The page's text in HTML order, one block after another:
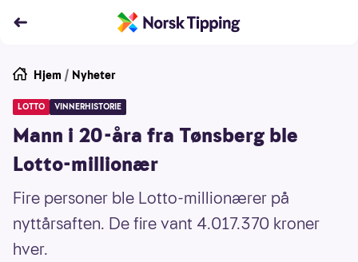
Hjem / Nyheter
LOTTO VINNERHISTORIE
Mann i 20-åra fra Tønsberg ble
Lotto-millionær
Fire personer ble Lotto-millionærer på
nyttårsaften. De fire vant 4.017.370 kroner
hver.